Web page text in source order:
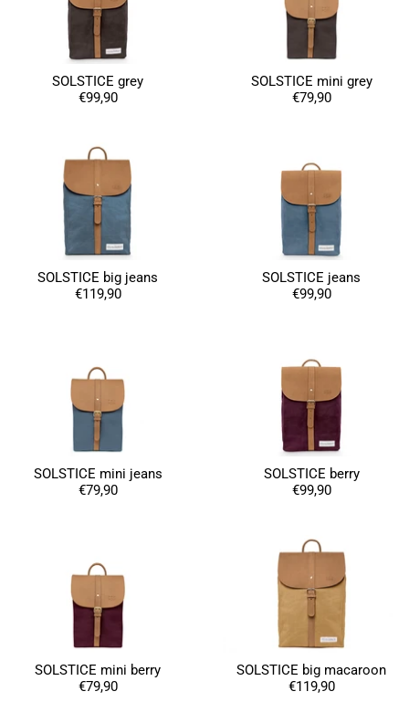
Calificación
Leer todas las reseñas
SOLSTICE grey
€99,90
SOLSTICE mini grey
€79,90
SOLSTICE big jeans
€119,90
SOLSTICE jeans
€99,90
SOLSTICE mini jeans
€79,90
SOLSTICE berry
€99,90
SOLSTICE mini berry
€79,90
SOLSTICE big macaroon
€119,90